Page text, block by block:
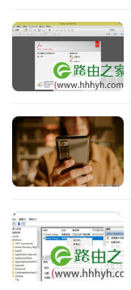
科
品
牌
由
器